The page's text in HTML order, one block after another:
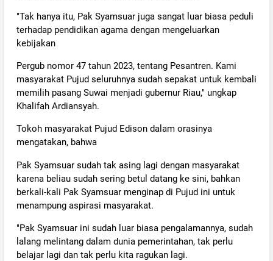
"Tak hanya itu, Pak Syamsuar juga sangat luar biasa peduli
terhadap pendidikan agama dengan mengeluarkan
kebijakan
Pergub nomor 47 tahun 2023, tentang Pesantren. Kami
masyarakat Pujud seluruhnya sudah sepakat untuk kembali
memilih pasang Suwai menjadi gubernur Riau," ungkap
Khalifah Ardiansyah.
Tokoh masyarakat Pujud Edison dalam orasinya
mengatakan, bahwa
Pak Syamsuar sudah tak asing lagi dengan masyarakat
karena beliau sudah sering betul datang ke sini, bahkan
berkali-kali Pak Syamsuar menginap di Pujud ini untuk
menampung aspirasi masyarakat.
"Pak Syamsuar ini sudah luar biasa pengalamannya, sudah
lalang melintang dalam dunia pemerintahan, tak perlu
belajar lagi dan tak perlu kita ragukan lagi.